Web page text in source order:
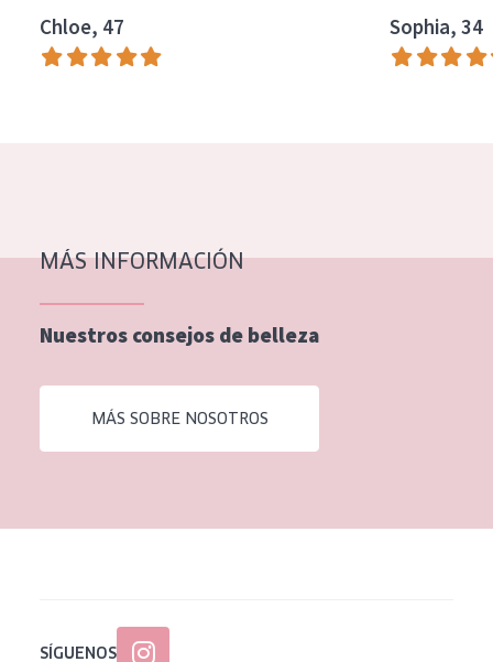
Piel menopáusica
Chloe, 47 Sophia, 34
MÁS INFORMACIÓN
Nuestros consejos de belleza
MÁS SOBRE NOSOTROS
SÍGUENOS